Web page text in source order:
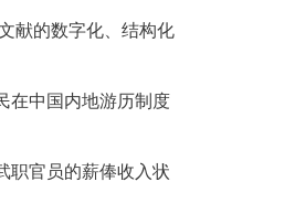
献的数字化、结构化
在中国内地游历制度
职官员的薪俸收入状